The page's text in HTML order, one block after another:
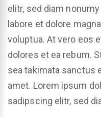
elitr, sed diam
labore et dolore
voluptua. At vero eos
dolores et ea rebum.
sea takimata sanctus
amet. Lorem ipsum
sadipscing elitr, sed